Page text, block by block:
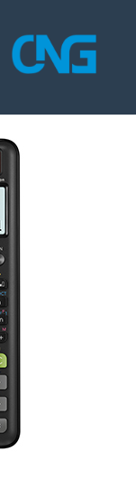
content